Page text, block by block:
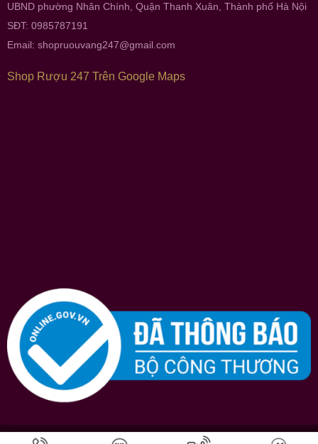
UBND phường Nhân Chính, Quận Thanh Xuân, Thành phố Hà Nội
SĐT: 0985787191
Email: shopruouvang247@gmail.com
Shop Rượu 247 Trên Google Maps
Bản quyền © 2026 Shopruou247.com chúng tôi luôn nỗ lực hết mình vì sự